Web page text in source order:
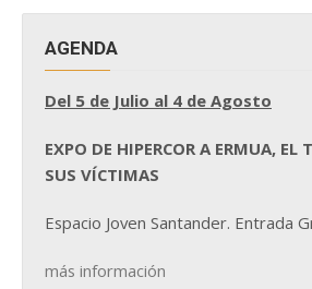
AGENDA
Del 5 de Julio al 4 de Agosto
EXPO DE HIPERCOR A ERMUA, EL
SUS VÍCTIMAS
Espacio Joven Santander. Entrada
más información